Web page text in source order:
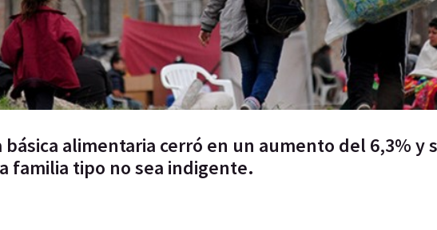
básica alimentaria cerró en un aumento del 6,3% y
familia tipo no sea indigente.